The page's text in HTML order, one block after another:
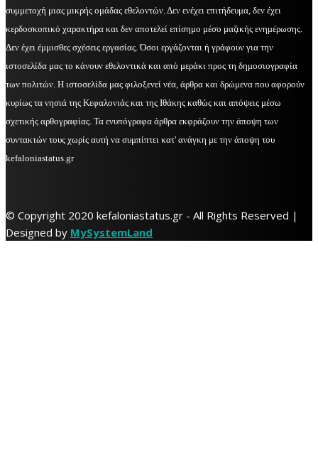
συμμετοχή μιας μικρής ομάδας εθελοντών. Δεν ενέχει επιτήδευμα, δεν έχει
κερδοσκοπικό χαρακτήρα και δεν αποτελεί επίσημο μέσο μαζικής ενημέρωσης.
Δεν έχει έμμισθες σχέσεις εργασίας. Όσοι εργάζονται ή γράφουν για την
ιστοσελίδα μας το κάνουν εθελοντικά και από μεράκι προς τη δημοσιογραφία
των πολιτών. Η ιστοσελίδα μας φιλοξενεί νέα, άρθρα και δρώμενα που αφορούν
κυρίως τα νησιά της Κεφαλονιάς και της Ιθάκης καθώς και απόψεις μέσω
σχετικής αρθογραφίας. Τα ενυπόγραφα άρθρα εκφράζουν την άποψη των
συντακτών τους χωρίς αυτή να συμπίπτει κατ' ανάγκη με την άποψη του
kefaloniastatus.gr
© Copyright 2020 kefaloniastatus.gr - All Rights Reserved |
Designed by MySystemLand